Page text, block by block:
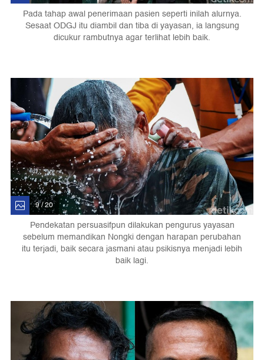
Pada tahap awal penerimaan pasien seperti inilah alurnya.
Sesaat ODGJ itu diambil dan tiba di yayasan, ia langsung
dicukur rambutnya agar terlihat lebih baik.
9 / 20
Pendekatan persuasifpun dilakukan pengurus yayasan
sebelum memandikan Nongki dengan harapan perubahan
itu terjadi, baik secara jasmani atau psikisnya menjadi lebih
baik lagi.